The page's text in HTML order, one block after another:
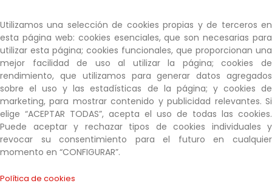
Utilizamos una selección de cookies propias y de terceros en
esta página web: cookies esenciales, que son necesarias para
utilizar esta página; cookies funcionales, que proporcionan una
mejor facilidad de uso al utilizar la página; cookies de
rendimiento, que utilizamos para generar datos agregados
sobre el uso y las estadísticas de la página; y cookies de
marketing, para mostrar contenido y publicidad relevantes. Si
elige “ACEPTAR TODAS”, acepta el uso de todas las cookies.
Puede aceptar y rechazar tipos de cookies individuales y
revocar su consentimiento para el futuro en cualquier
momento en “CONFIGURAR”.
Política de cookies